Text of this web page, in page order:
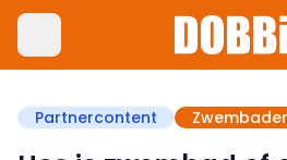
Partnercontent